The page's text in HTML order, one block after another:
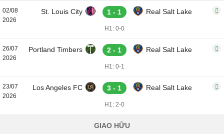
02/08
2026
St. Louis City 1 - 1 Real Salt Lake
H1: 0-0
26/07
2026
Portland Timbers 2 - 1 Real Salt Lake
H1: 0-1
23/07
2026
Los Angeles FC 3 - 1 Real Salt Lake
H1: 2-0
GIAO HỮU